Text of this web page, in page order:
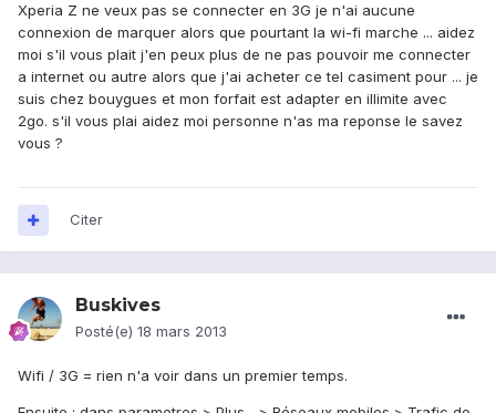
Xperia Z ne veux pas se connecter en 3G je n'ai aucune
connexion de marquer alors que pourtant la wi-fi marche ... aidez
moi s'il vous plait j'en peux plus de ne pas pouvoir me connecter
a internet ou autre alors que j'ai acheter ce tel casiment pour ... je
suis chez bouygues et mon forfait est adapter en illimite avec
2go. s'il vous plai aidez moi personne n'as ma reponse le savez
vous ?
Citer
Buskives
Posté(e) 18 mars 2013
Wifi / 3G = rien n'a voir dans un premier temps.